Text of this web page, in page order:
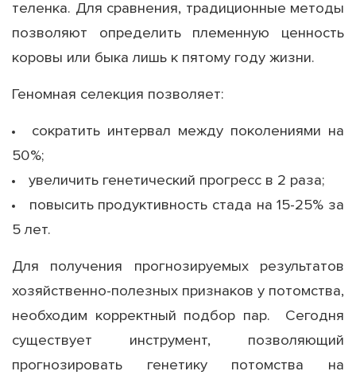
теленка. Для сравнения, традиционные методы
позволяют определить племенную ценность
коровы или быка лишь к пятому году жизни.
Геномная селекция позволяет:
сократить интервал между поколениями на
50%;
увеличить генетический прогресс в 2 раза;
повысить продуктивность стада на 15-25% за
5 лет.
Для получения прогнозируемых результатов
хозяйственно-полезных признаков у потомства,
необходим корректный подбор пар. Сегодня
существует инструмент, позволяющий
прогнозировать генетику потомства на